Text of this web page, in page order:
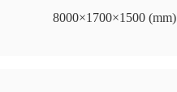
8000×1700×1500 (mm)